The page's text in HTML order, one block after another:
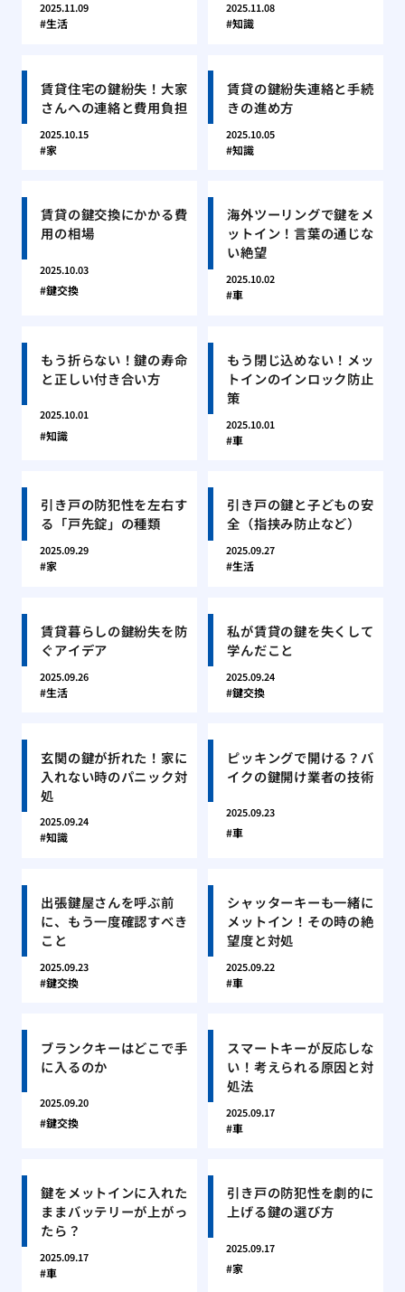
2025.11.09
生活
2025.11.08
知識
賃貸住宅の鍵紛失！大家
さんへの連絡と費用負担
2025.10.15
家
賃貸の鍵紛失連絡と手続
きの進め方
2025.10.05
知識
賃貸の鍵交換にかかる費
用の相場
2025.10.03
鍵交換
海外ツーリングで鍵をメ
ットイン！言葉の通じな
い絶望
2025.10.02
車
もう折らない！鍵の寿命
と正しい付き合い方
2025.10.01
知識
もう閉じ込めない！メッ
トインのインロック防止
策
2025.10.01
車
引き戸の防犯性を左右す
る「戸先錠」の種類
2025.09.29
家
引き戸の鍵と子どもの安
全（指挟み防止など）
2025.09.27
生活
賃貸暮らしの鍵紛失を防
ぐアイデア
2025.09.26
生活
私が賃貸の鍵を失くして
学んだこと
2025.09.24
鍵交換
玄関の鍵が折れた！家に
入れない時のパニック対
処
2025.09.24
知識
ピッキングで開ける？バ
イクの鍵開け業者の技術
2025.09.23
車
出張鍵屋さんを呼ぶ前
に、もう一度確認すべき
こと
2025.09.23
鍵交換
シャッターキーも一緒に
メットイン！その時の絶
望度と対処
2025.09.22
車
ブランクキーはどこで手
に入るのか
2025.09.20
鍵交換
スマートキーが反応しな
い！考えられる原因と対
処法
2025.09.17
車
鍵をメットインに入れた
ままバッテリーが上がっ
たら？
2025.09.17
車
引き戸の防犯性を劇的に
上げる鍵の選び方
2025.09.17
家